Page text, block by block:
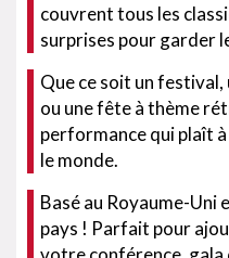
couvrent tous les
surprises pour garder
Que ce soit un
ou une fête à thème
performance qui plaît
le monde.
Basé au Royaume-Uni
pays ! Parfait pour